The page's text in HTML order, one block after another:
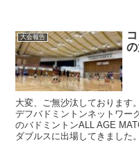
大会報告
大変、ご無沙汰しております
デフバドミントンネットワー
のバドミントンALL AGE
ダブルスに出場してきました